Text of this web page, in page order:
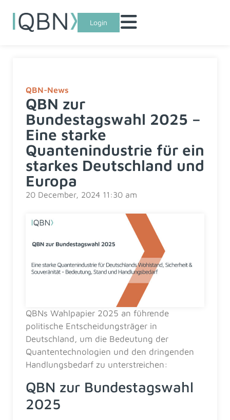
Login
QBN-News
QBN zur
Bundestagswahl 2025 –
Eine starke
Quantenindustrie für ein
starkes Deutschland und
Europa
20 December, 2024 11:30 am
QBNs Wahlpapier 2025 an führende
politische Entscheidungsträger in
Deutschland, um die Bedeutung der
Quantentechnologien und den dringenden
Handlungsbedarf zu unterstreichen:
QBN zur Bundestagswahl
2025